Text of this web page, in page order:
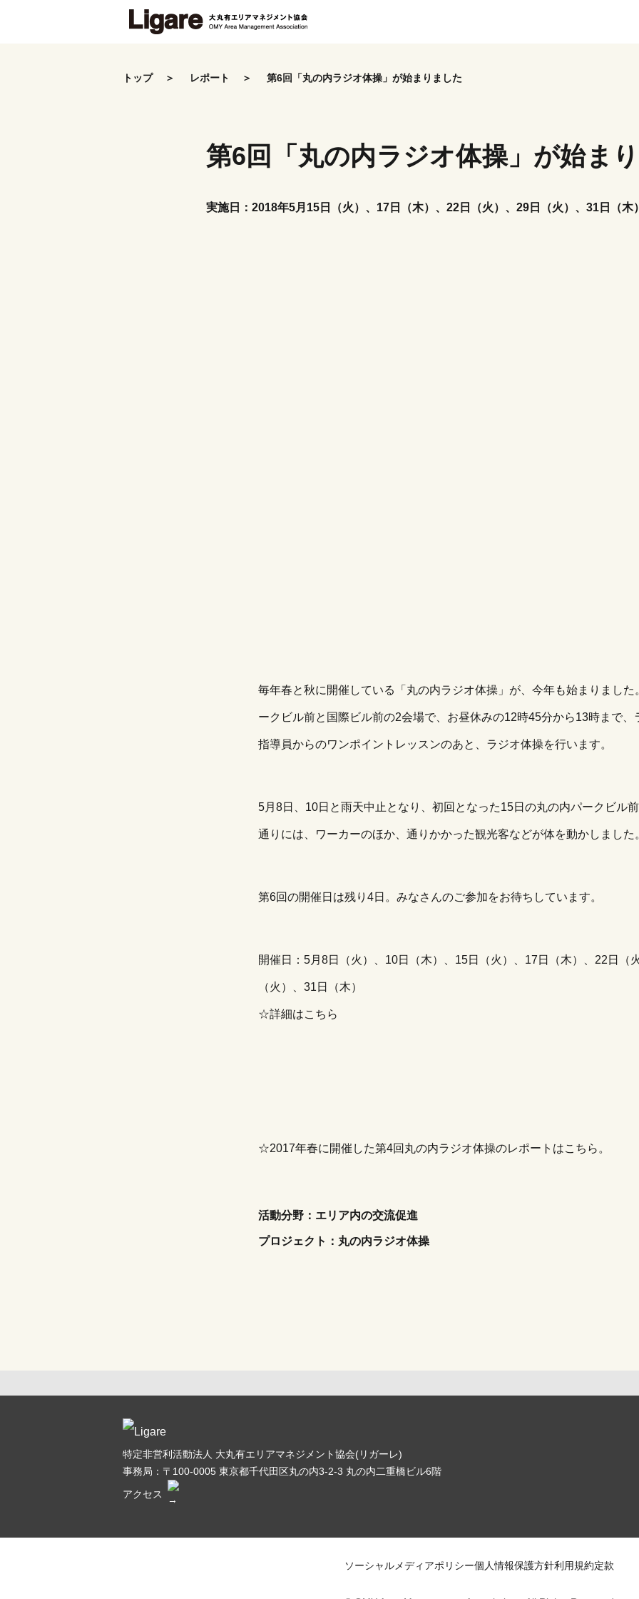
トップ レポート 第6回「丸の内ラジオ体操」が始まりました
第6回「丸の内ラジオ体操」が始ま
実施日：2018年5月15日（火）、17日（木）、22日（火）、29日（火）、31日（木）
毎年春と秋に開催している「丸の内ラジオ体操」が、今年も始まりました
ークビル前と国際ビル前の2会場で、お昼休みの12時45分から13時まで、
指導員からのワンポイントレッスンのあと、ラジオ体操を行います。
5月8日、10日と雨天中止となり、初回となった15日の丸の内パークビル
通りには、ワーカーのほか、通りかかった観光客などが体を動かしました
第6回の開催日は残り4日。みなさんのご参加をお待ちしています。
開催日：5月8日（火）、10日（木）、15日（火）、17日（木）、22日（
（火）、31日（木）
☆詳細はこちら
☆2017年春に開催した第4回丸の内ラジオ体操のレポートはこちら 。
活動分野：エリア内の交流促進
プロジェクト： 丸の内ラジオ体操
特定非営利活動法人 大丸有エリアマネジメント協会(リガーレ)
事務局：〒100-0005 東京都千代田区丸の内3-2-3 丸の内二重橋ビル6階
アクセス
ソーシャルメディアポリシー個人情報保護方針利用規約定款